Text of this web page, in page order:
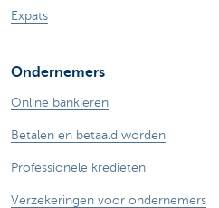
Expats
Ondernemers
Online bankieren
Betalen en betaald worden
Professionele kredieten
Verzekeringen voor ondernemers